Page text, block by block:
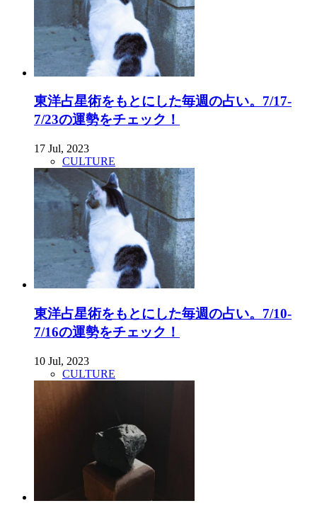
東洋占星術をもとにした毎週の占い。7/17-
7/23の運勢をチェック！
17 Jul, 2023
CULTURE
東洋占星術をもとにした毎週の占い。7/10-
7/16の運勢をチェック！
10 Jul, 2023
CULTURE